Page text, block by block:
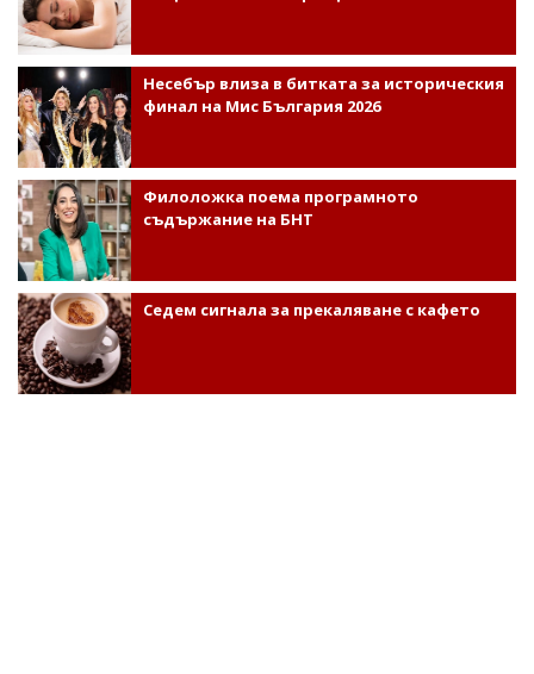
Несебър влиза в битката за историческия
финал на Мис България 2026
Филоложка поема програмното
съдържание на БНТ
Седем сигнала за прекаляване с кафето